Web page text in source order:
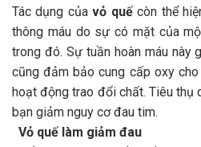
Tác dụng củavỏ quếcòn thể
thông máu do sự có mặt của
trong đó. Sự tuần hoàn máu này
cũng đảm bảo cung cấp oxy
hoạt động trao đổi chất. Tiêu thụ
bạn giảm nguy cơ đau tim.
Vỏ quế làm giảm đau